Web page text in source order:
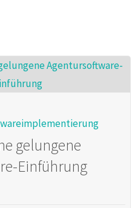
gelungene
Einführung